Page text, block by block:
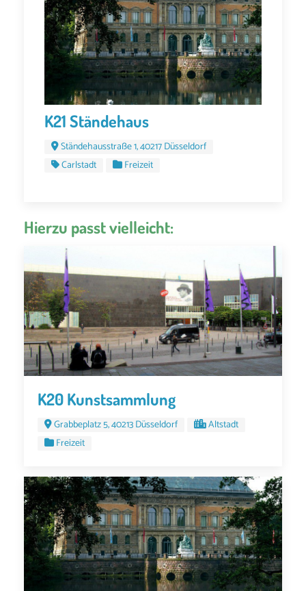
K21 Ständehaus
Ständehausstraße 1, 40217 Düsseldorf
Carlstadt
Freizeit
Hierzu passt vielleicht:
K20 Kunstsammlung
Grabbeplatz 5, 40213 Düsseldorf
Altstadt
Freizeit